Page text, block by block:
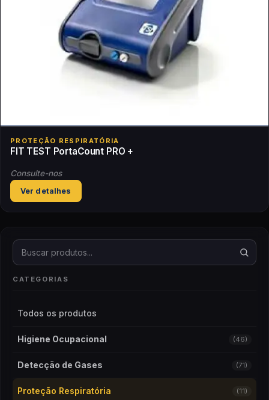
Buscar produtos
CATEGORIAS
Todos os produtos
Higiene Ocupacional (46)
Detecção de Gases (71)
Proteção Respiratória (11)
PROTEÇÃO RESPIRATÓRIA
FIT TEST PortaCount PRO +
Consulte-nos
Ver detalhes